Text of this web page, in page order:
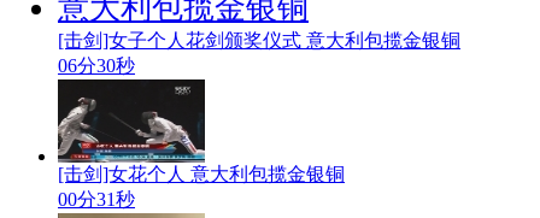
[击剑]女子个人花剑颁奖仪式 意大利包揽金银铜
06分30秒
[击剑]女花个人 意大利包揽金银铜
00分31秒